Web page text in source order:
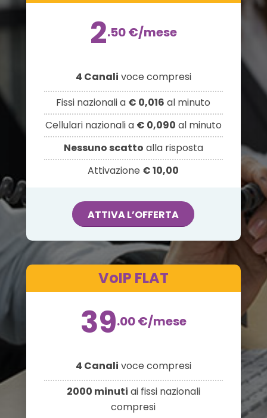
2.50€/mese
4 Canali voce compresi
Fissi nazionali a € 0,016 al minuto
Cellulari nazionali a € 0,090 al minuto
Nessuno scatto alla risposta
Attivazione € 10,00
ATTIVA L’OFFERTA
VoIP FLAT
39.00€/mese
4 Canali voce compresi
2000 minuti ai fissi nazionali
compresi